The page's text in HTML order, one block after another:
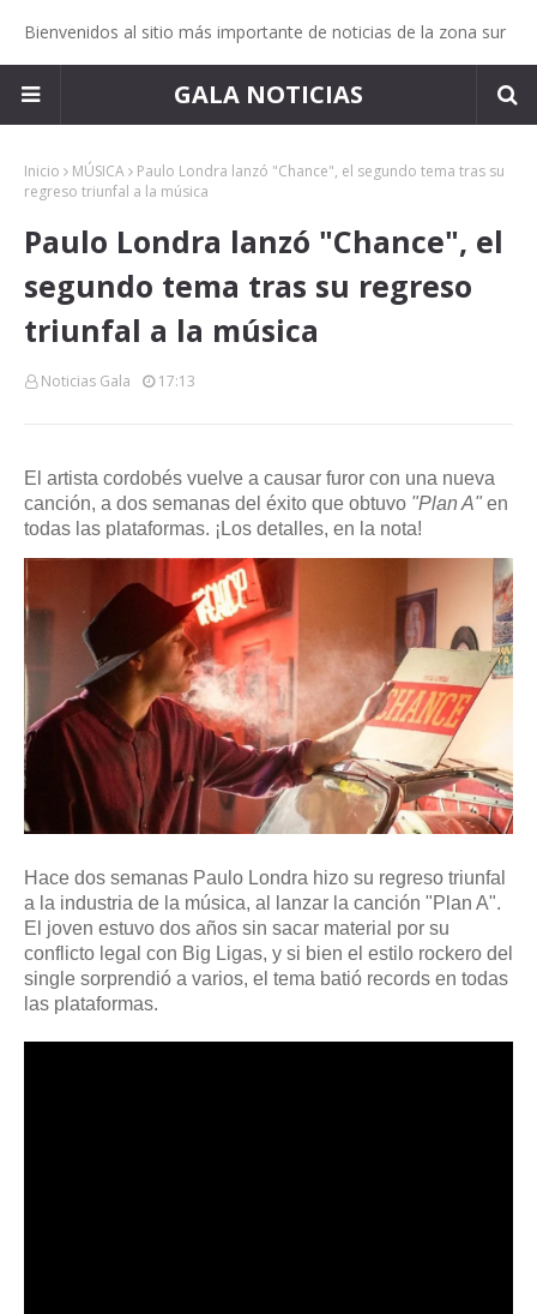
Bienvenidos al sitio más importante de noticias de la zona sur
GALA NOTICIAS
Inicio MÚSICA
Paulo Londra lanzó "Chance", el segundo tema tras su
regreso triunfal a la música
Paulo Londra lanzó "Chance", el
segundo tema tras su regreso
triunfal a la música
Noticias Gala 17:13
El artista cordobés vuelve a causar furor con una nueva
canción, a dos semanas del éxito que obtuvo "Plan A" en
todas las plataformas. ¡Los detalles, en la nota!
Hace dos semanas Paulo Londra hizo su regreso triunfal
a la industria de la música, al lanzar la canción "Plan A".
El joven estuvo dos años sin sacar material por su
conflicto legal con Big Ligas, y si bien el estilo rockero del
single sorprendió a varios, el tema batió records en todas
las plataformas.